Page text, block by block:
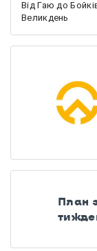
Від Гаю до
Великдень
План